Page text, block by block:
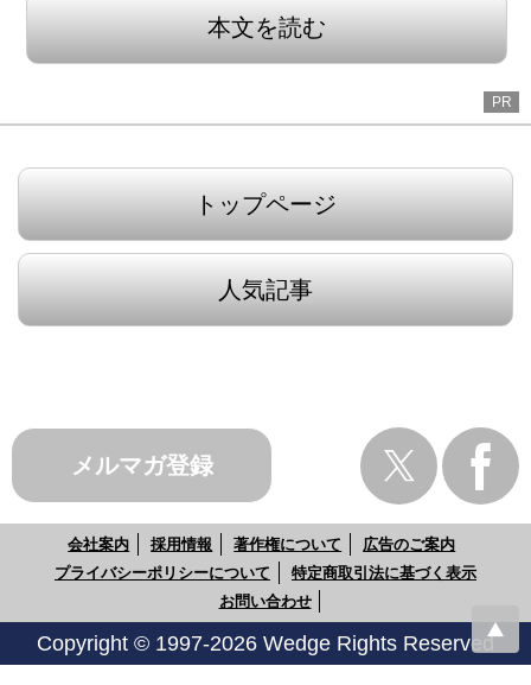
本文を読む
PR
トップページ
人気記事
メルマガ登録
会社案内 採用情報 著作権について
広告のご案内
プライバシーポリシーについて
特定商取引法に基づく表示
お問い合わせ
Copyright © 1997-2026 Wedge Rights Reserved